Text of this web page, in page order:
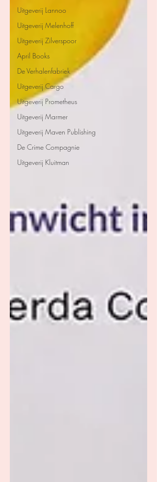
Uitgeverij Lannoo
Uitgeverij Melenhoff
Uitgeverij Zilverspoor
April Books
De Verhalenfabriek
Uitgeverij Cargo
Uitgeverij Prometheus
Uitgeverij Marmer
Uitgeverij Maven Publishing
De Crime Compagnie
Uitgeverij Kluitman